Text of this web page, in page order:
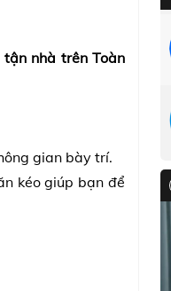
nhà trên Toàn
gian bày trí.
kéo giúp bạn để